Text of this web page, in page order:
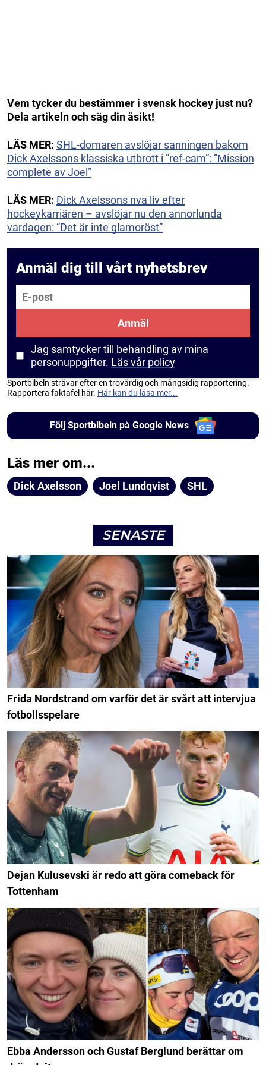
Vem tycker du bestämmer i svensk hockey just nu?
Dela artikeln och säg din åsikt!
LÄS MER: SHL-domaren avslöjar sanningen bakom
Dick Axelssons klassiska utbrott i ”ref-cam”: ”Mission
complete av Joel”
LÄS MER: Dick Axelssons nya liv efter
hockeykarriären – avslöjar nu den annorlunda
vardagen: ”Det är inte glamoröst”
Anmäl dig till vårt nyhetsbrev
E-post
Anmäl
Jag samtycker till behandling av mina
personuppgifter. Läs vår policy
Sportbibeln strävar efter en trovärdig och mångsidig rapportering.
Rapportera faktafel här. Här kan du läsa mer...
Följ Sportbibeln på Google News
Läs mer om...
Dick Axelsson Joel Lundqvist SHL
SENASTE
Frida Nordstrand om varför det är svårt att intervjua
fotbollsspelare
Dejan Kulusevski är redo att göra comeback för
Tottenham
Ebba Andersson och Gustaf Berglund berättar om